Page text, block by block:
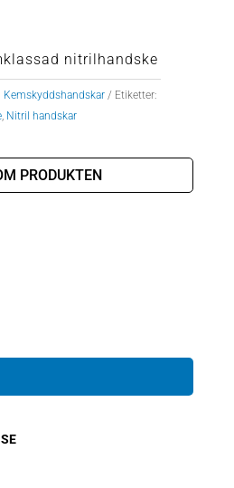
nitrilhandske
Kemskyddshandskar
Etiketter:
, Nitril handskar
PRODUKTEN